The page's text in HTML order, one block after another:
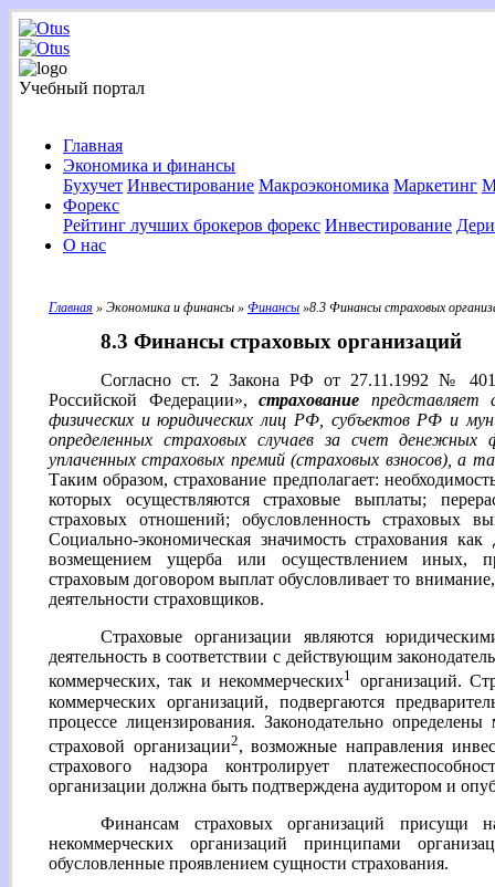
Учебный портал
Главная
Экономика и финансы
Бухучет Инвестирование Макроэкономика Маркетинг
Форекс
Рейтинг лучших брокеров форекс Инвестирование
О нас
Главная » Экономика и финансы » Финансы »8.3 Финансы страховых
8.3 Финансы страховых организаций
Согласно ст. 2 Закона РФ от 27.11.1992 №
Российской Федерации», страхование представляет
физических и юридических лиц РФ, субъектов РФ и
определенных страховых случаев за счет
уплаченных страховых премий (страховых взносов), а
Таким образом, страхование предполагает:
которых осуществляются страховые выплаты;
страховых отношений; обусловленность страховых
Социально-экономическая значимость страхования
возмещением ущерба или осуществлением иных,
страховым договором выплат обусловливает то
деятельности страховщиков.
Страховые организации являются
деятельность в соответствии с действующим
коммерческих, так и некоммерческих1 организаций.
коммерческих организаций, подвергаются
процессе лицензирования. Законодательно
страховой организации2, возможные направления
страхового надзора контролирует
организации должна быть подтверждена аудитором и
Финансам страховых организаций
некоммерческих организаций принципами
обусловленные проявлением сущности страхования.